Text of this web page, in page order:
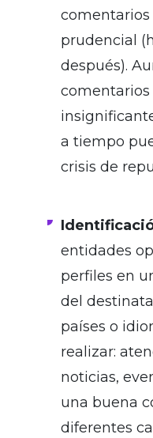
prudencial
después).
a tiempo
crisis de
entidades
perfiles en
del
países o
realizar:
noticias,
una buena
diferentes